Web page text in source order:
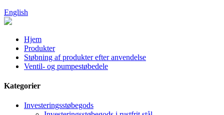
English
Hjem
Produkter
Støbning af produkter efter anvendelse
Ventil- og pumpestøbedele
Kategorier
Investeringsstøbegods